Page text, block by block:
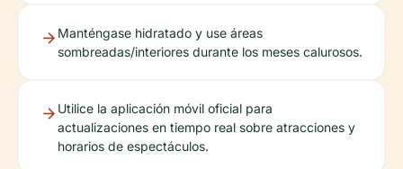
Manténgase hidratado y use áreas
sombreadas/interiores durante los meses calurosos.
Utilice la aplicación móvil oficial para
actualizaciones en tiempo real sobre atracciones y
horarios de espectáculos.